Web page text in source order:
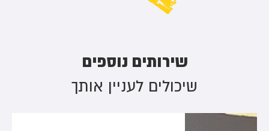
שירותים נוספים
שיכולים לעניין אותך